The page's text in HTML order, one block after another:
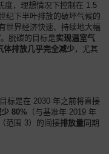
度，理想情况下控制在 1.5
纪下半叶排放的破坏气候的
世界经济快速、持续地大幅
脱碳的目标是实现温室气
体排放几乎完全减少，尤其
标是在 2030 年之前将直接
少 80% （与基准年 2019 年
（范围 3）的间接排放量同期